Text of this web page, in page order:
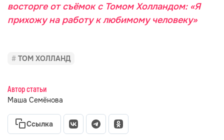
восторге от съёмок с Томом Холландом: «Я
прихожу на работу к любимому человеку»
ТОМ ХОЛЛАНД
Автор статьи
Маша Семёнова
Ссылка